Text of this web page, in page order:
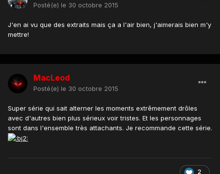
Posté(e) le 30 octobre 2015
J'en ai vu que des extraits mais ça a l'air bien, j'aimerais bien m'y
mettre!
MacLeod
Posté(e) le 30 octobre 2015
Super série qui sait alterner les moments extrêmement drôles
avec d'autres bien plus sérieux voir tristes. Et les personnages
sont dans l'ensemble très attachants. Je recommande cette série.
2